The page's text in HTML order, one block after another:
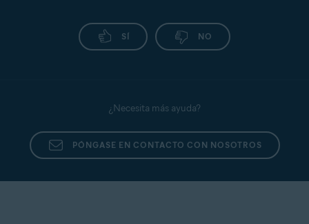
SÍ NO
¿Necesita más ayuda?
PÓNGASE EN CONTACTO CON NOSOTROS